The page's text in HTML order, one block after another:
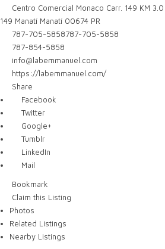
Centro Comercial Monaco Carr. 149 KM
149 Manatí Manatí 00674 PR
787-705-5858787-705-5858
787-854-5858
info@labemmanuel.com
https://labemmanuel.com/
Share
Facebook
Twitter
Google+
Tumblr
LinkedIn
Mail
Bookmark
Claim this Listing
Photos
Related Listings
Nearby Listings